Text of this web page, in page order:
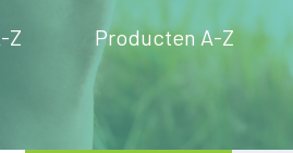
Z Producten A-Z